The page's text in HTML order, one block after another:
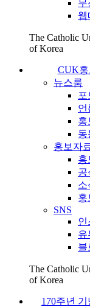
무
웹
The Catholic
of Korea
CUK홍
뉴스룸
언
홍
동
홍보자
홍
공
소
홍
SNS
인
유
블
The Catholic
of Korea
170주년 기